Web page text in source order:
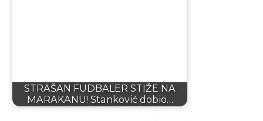
STRAŠAN FUDBALER STIŽE NA
MARAKANU! Stanković dobio…